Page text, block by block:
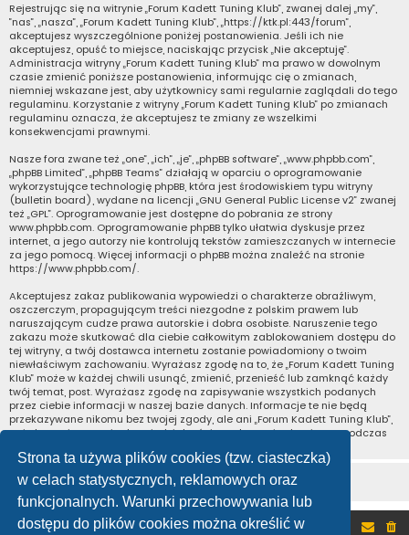
Strona ta używa plików cookies (tzw. ciasteczka)
w celach statystycznych, reklamowych oraz
funkcjonalnych. Warunki przechowywania lub
dostępu do plików cookies można określić w
Rejestrując się na witrynie „Forum Kadett Tuning Klub”, zwanej dalej „my”,
”nas”, „nasza”, „Forum Kadett Tuning Klub”, „https://ktk.pl:443/forum”,
akceptujesz wyszczególnione poniżej postanowienia. Jeśli ich nie
akceptujesz, opuść to miejsce, naciskając przycisk „Nie akceptuję”.
Administracja witryny „Forum Kadett Tuning Klub” ma prawo w dowolnym
czasie zmienić poniższe postanowienia, informując cię o zmianach,
niemniej wskazane jest, aby użytkownicy sami regularnie zaglądali do tego
regulaminu. Korzystanie z witryny „Forum Kadett Tuning Klub” po zmianach
regulaminu oznacza, że akceptujesz te zmiany ze wszelkimi
konsekwencjami prawnymi.
Nasze fora zwane też „one”, „ich”, „je”, „phpBB software”, „www.phpbb.com”,
„phpBB Limited”, „phpBB Teams” działają w oparciu o oprogramowanie
wykorzystujące technologię phpBB, która jest środowiskiem typu witryny
(bulletin board), wydane na licencji „GNU General Public License v2” zwanej
też „GPL”. Oprogramowanie jest dostępne do pobrania ze strony
www.phpbb.com. Oprogramowanie phpBB tylko ułatwia dyskusje przez
internet, a jego autorzy nie kontrolują tekstów zamieszczanych w internecie
za jego pomocą. Więcej informacji o phpBB można znaleźć na stronie
https://www.phpbb.com/.
Akceptujesz zakaz publikowania wypowiedzi o charakterze obraźliwym,
oszczerczym, propagującym treści niezgodne z polskim prawem lub
naruszającym cudze prawa autorskie i dobra osobiste. Naruszenie tego
zakazu może skutkować dla ciebie całkowitym zablokowaniem dostępu do
tej witryny, a twój dostawca internetu zostanie powiadomiony o twoim
niewłaściwym zachowaniu. Wyrażasz zgodę na to, że „Forum Kadett Tuning
Klub” może w każdej chwili usunąć, zmienić, przenieść lub zamknąć każdy
twój temat, post. Wyrażasz zgodę na zapisywanie wszystkich podanych
przez ciebie informacji w naszej bazie danych. Informacje te nie będą
przekazywane nikomu bez twojej zgody, ale ani „Forum Kadett Tuning Klub”,
ani phpBB nie ponosi odpowiedzialności za włamania do witryny, podczas
Portal Forum